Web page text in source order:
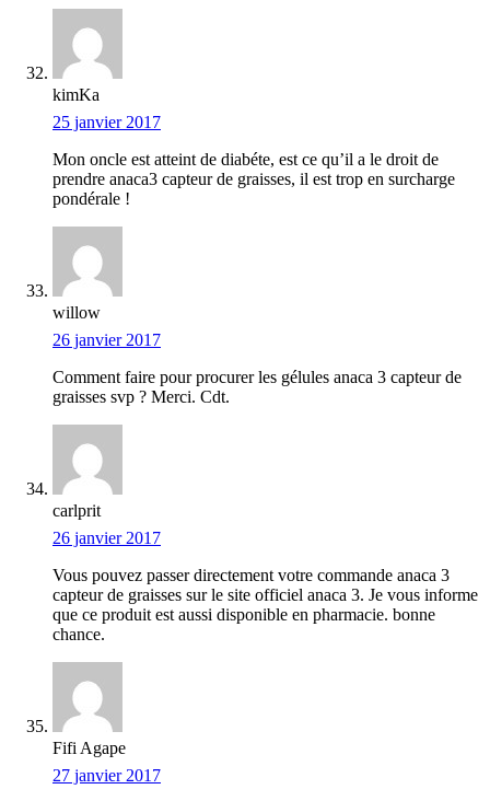
kimKa
25 janvier 2017
Mon oncle est atteint de diabéte, est ce qu’il a le droit de
prendre anaca3 capteur de graisses, il est trop en surcharge
pondérale !
willow
26 janvier 2017
Comment faire pour procurer les gélules anaca 3 capteur de
graisses svp ? Merci. Cdt.
carlprit
26 janvier 2017
Vous pouvez passer directement votre commande anaca 3
capteur de graisses sur le site officiel anaca 3. Je vous informe
que ce produit est aussi disponible en pharmacie. bonne
chance.
Fifi Agape
27 janvier 2017